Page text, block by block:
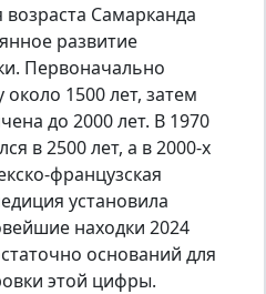
Самарканда
развитие
Первоначально
1500 лет, затем
до 2000 лет. В 1970
в 2500 лет, а в 2000-х
французская
установила
находки 2024
оснований для
этой цифры.